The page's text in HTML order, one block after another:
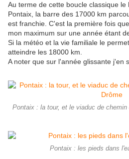
Au terme de cette boucle classique
Pontaix, la barre des 17000 km
est franchie. C'est la première fois
mon maximum sur une année étant
Si la météo et la vie familiale le
atteindre les 18000 km.
A noter que sur l'année glissante j'en
Pontaix : la tour, et le viaduc de
Pontaix : les pieds dans